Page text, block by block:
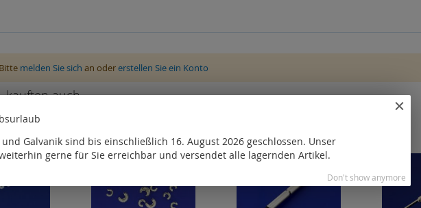
melden Sie sich an odererstellen Sie ein Konto
kauften auch
Galvanik sind bis einschließlich 16. August 2026 geschlossen. Unser
gerne für Sie erreichbar und versendet alle lagernden Artikel.
Don't show anymore